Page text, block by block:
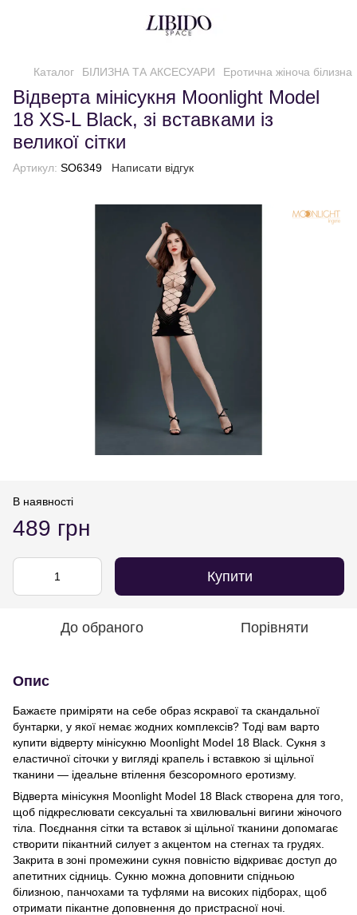
Каталог БІЛИЗНА ТА АКСЕСУАРИ Еротична жіноча білизна
Відверта мінісукня Moonlight Model
18 XS-L Black, зі вставками із
великої сітки
Артикул: SO6349 Написати відгук
В наявності
489 грн
Купити
До обраного Порівняти
Опис
Бажаєте приміряти на себе образ яскравої та скандальної
бунтарки, у якої немає жодних комплексів? Тоді вам варто
купити відверту мінісукню Moonlight Model 18 Black. Сукня з
еластичної сіточки у вигляді крапель і вставкою зі щільної
тканини — ідеальне втілення безсоромного еротизму.
Відверта мінісукня Moonlight Model 18 Black створена для того,
щоб підкреслювати сексуальні та хвилювальні вигини жіночого
тіла. Поєднання сітки та вставок зі щільної тканини допомагає
створити пікантний силует з акцентом на стегнах та грудях.
Закрита в зоні промежини сукня повністю відкриває доступ до
апетитних сідниць. Сукню можна доповнити спідньою
білизною, панчохами та туфлями на високих підборах, щоб
отримати пікантне доповнення до пристрасної ночі.